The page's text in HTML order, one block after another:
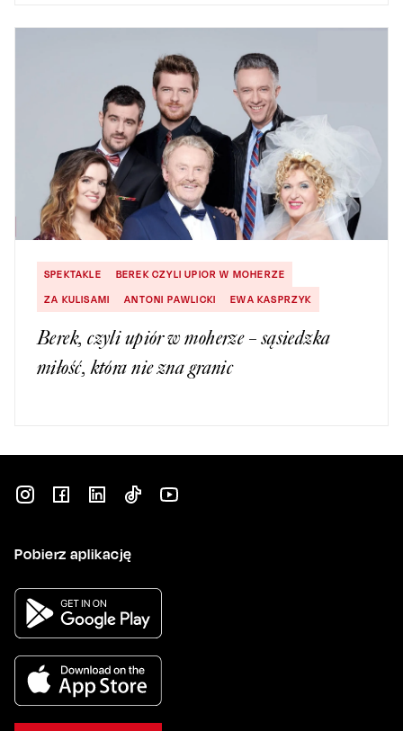
SPEKTAKLE
BEREK CZYLI UPIOR W MOHERZE
ZA KULISAMI
ANTONI PAWLICKI EWA KASPRZYK
Berek, czyli upiór w moherze – sąsiedzka
miłość, która nie zna granic
Pobierz aplikację